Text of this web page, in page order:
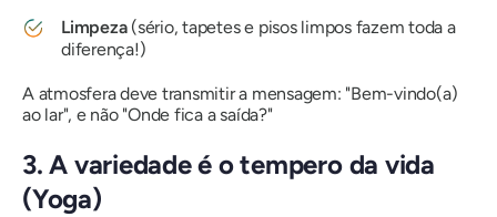
Limpeza(sério, tapetes e pisos limpos fazem toda a
diferença!)
A atmosfera deve transmitir a mensagem: "Bem-vindo(a)
ao lar", e não "Onde fica a saída?"
3. A variedade é o tempero da vida
(Yoga)